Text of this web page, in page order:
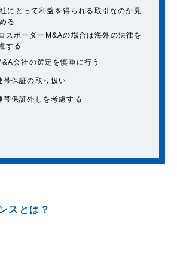
にとって利益を得られる取引なのか見
る
スボーダーM&Aの場合は海外の法律を
する
会社の選定を慎重に行う
帯保証の取り扱い
帯保証外しを考慮する
スとは？